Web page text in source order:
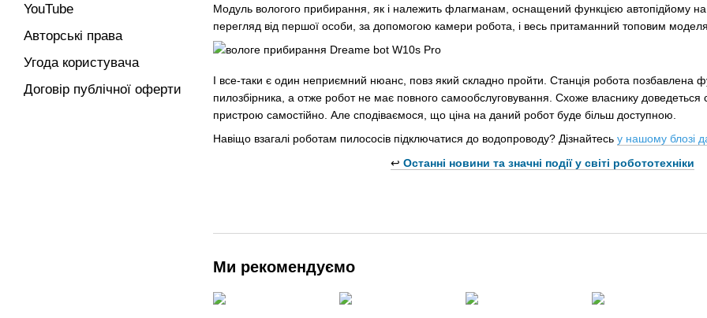
Модуль вологого прибирання, як і належить флагманам, оснащений функцією автопідйому
перегляд від першої особи, за допомогою камери робота, і весь притаманний топовим
І все-таки є один неприємний нюанс, повз який складно пройти. Станція робота позбавлена
пилозбірника, а отже робот не має повного самообслуговування. Схоже власнику доведеться
пристрою самостійно. Але сподіваємося, що ціна на даний робот буде більш доступною.
Навіщо взагалі роботам пилососів підключатися до водопроводу? Дізнайтесь у нашому блозі
↩️Останні новини та значні події у світі робототехніки
Ми рекомендуємо
YouTube
Авторські права
Угода користувача
Договір публічної оферти